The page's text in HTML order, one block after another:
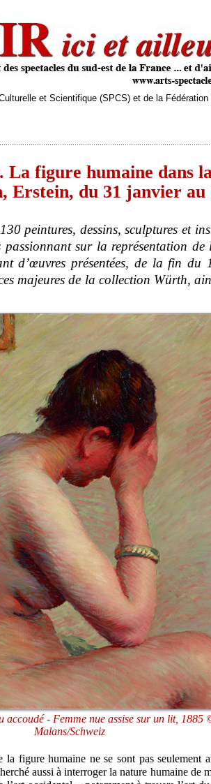
et Scientifique (SPCS) et de la
La figure humaine dans
Erstein, du 31 janvier au
peintures, dessins, sculptures et
sur la représentation de
d’œuvres présentées, de la fin du
majeures de la collection Würth,
accoudé - Femme nue assise sur un lit, 1885
Malans/Schweiz
figure humaine ne se sont pas seulement
aussi à interroger la nature humaine de